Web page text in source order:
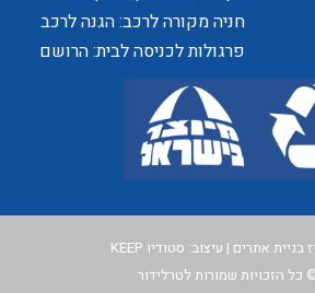
כאלמנט מעצב בחוויית המרחב
חניה מקורה לרכב: הגנה לרכב
ושדרוג לבית
פרגולות לכניסה לבית: הרושם
בניית אתרים | עיצוב: סטודיו KEEP